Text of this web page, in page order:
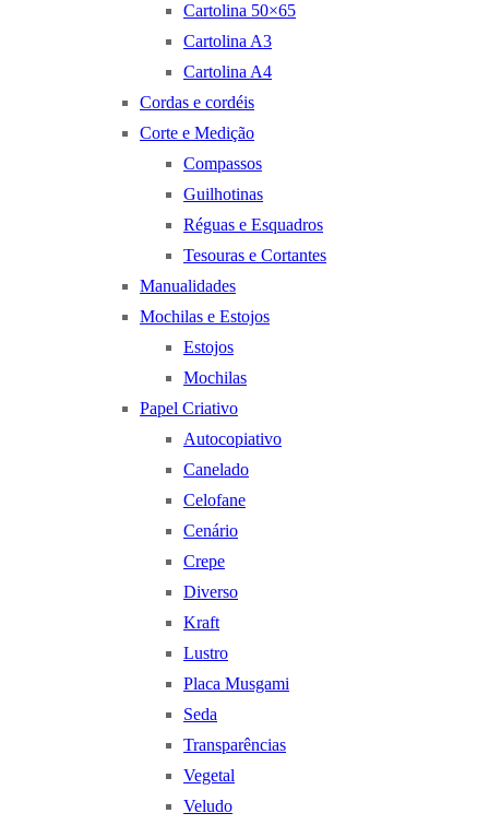
Cartolina 50×65
Cartolina A3
Cartolina A4
Cordas e cordéis
Corte e Medição
Compassos
Guilhotinas
Réguas e Esquadros
Tesouras e Cortantes
Manualidades
Mochilas e Estojos
Estojos
Mochilas
Papel Criativo
Autocopiativo
Canelado
Celofane
Cenário
Crepe
Diverso
Kraft
Lustro
Placa Musgami
Seda
Transparências
Vegetal
Veludo